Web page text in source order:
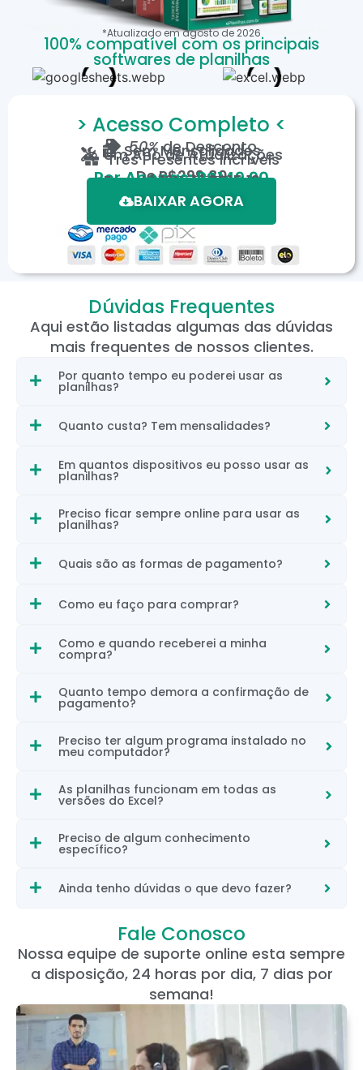
*Atualizado emagostode 2026
100% compatível com os principais
softwares de planilhas
> Acesso Completo <
50%de Desconto
Sem Mensalidades
Um Ano de Atualizações
Três Presentes Incríveis
DeR$299,80
Por Apenas: R$149,90
Em até 12X de R$15,19
*Oferta válida por tempo limitado.
BAIXAR AGORA
Dúvidas Frequentes
Aqui estão listadas algumas das dúvidas
mais frequentes de nossos clientes.
Por quanto tempo eu poderei usar as
planilhas?
Quanto custa? Tem mensalidades?
Em quantos dispositivos eu posso usar as
planilhas?
Preciso ficar sempre online para usar as
planilhas?
Quais são as formas de pagamento?
Como eu faço para comprar?
Como e quando receberei a minha
compra?
Quanto tempo demora a confirmação de
pagamento?
Preciso ter algum programa instalado no
meu computador?
As planilhas funcionam em todas as
versões do Excel?
Preciso de algum conhecimento
específico?
Ainda tenho dúvidas o que devo fazer?
Fale Conosco
Nossa equipe de suporte online esta sempre
a disposição, 24 horas por dia, 7 dias por
semana!